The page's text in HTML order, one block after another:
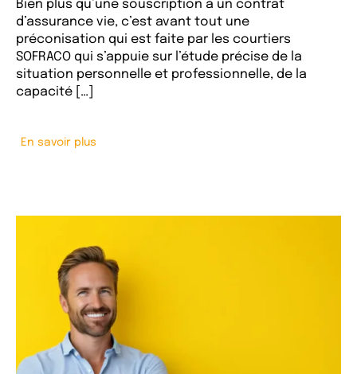
Bien plus qu’une souscription à un contrat
d’assurance vie, c’est avant tout une
préconisation qui est faite par les courtiers
SOFRACO qui s’appuie sur l’étude précise de la
situation personnelle et professionnelle, de la
capacité […]
En savoir plus